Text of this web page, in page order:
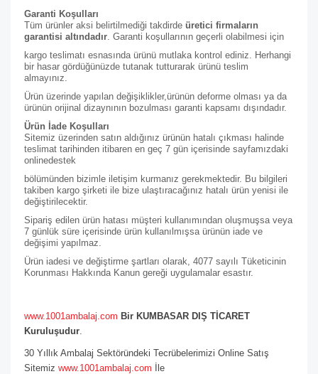
Garanti Koşulları
Tüm ürünler aksi belirtilmediği takdirde üretici firmaların
garantisi altındadır . Garanti koşullarının geçerli olabilmesi için
kargo teslimatı esnasında ürünü mutlaka kontrol ediniz. Herhangi
bir hasar gördüğünüzde tutanak tutturarak ürünü teslim
almayınız.
Ürün üzerinde yapılan değişiklikler,ürünün deforme olması ya da
ürünün orijinal dizaynının bozulması garanti kapsamı dışındadır.
Ürün İade Koşulları
Sitemiz üzerinden satın aldığınız ürünün hatalı çıkması halinde
teslimat tarihinden itibaren en geç 7 gün içerisinde sayfamızdaki
onlinedestek
bölümünden bizimle iletişim kurmanız gerekmektedir. Bu bilgileri
takiben kargo şirketi ile bize ulaştıracağınız hatalı ürün yenisi ile
değiştirilecektir.
Sipariş edilen ürün hatası müşteri kullanımından oluşmuşsa veya
7 günlük süre içerisinde ürün kullanılmışsa ürünün iade ve
değişimi yapılmaz.
Ürün iadesi ve değiştirme şartları olarak, 4077 sayılı Tüketicinin
Korunması Hakkında Kanun gereği uygulamalar esastır.
www.1001ambalaj.com Bir KUMBASAR DIŞ TİCARET
Kuruluşudur
30 Yıllık Ambalaj Sektöründeki Tecrübelerimizi Online Satış
Sitemiz www.1001ambalaj.com İle